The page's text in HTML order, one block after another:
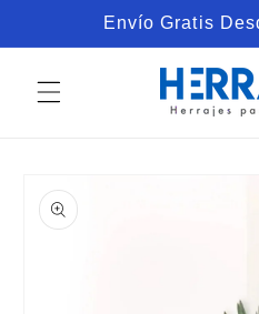
directamente
al contenido
Envío Gratis
a la
información
del producto